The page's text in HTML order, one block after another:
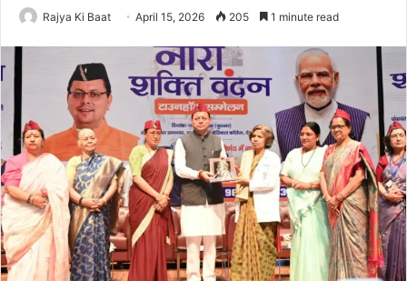
Rajya Ki Baat April 15, 2026 205 1 minute read